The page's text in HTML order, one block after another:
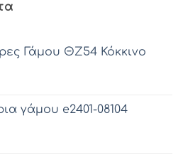
Γάμου ΘZ54 Κόκκινο
γάμου e2401-08104